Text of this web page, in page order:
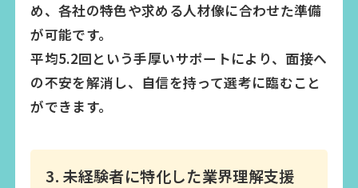
め、各社の特色や求める人材像に合わせた準備
が可能です。
平均5.2回という手厚いサポートにより、面接へ
の不安を解消し、自信を持って選考に臨むこと
ができます。
3. 未経験者に特化した業界理解支援